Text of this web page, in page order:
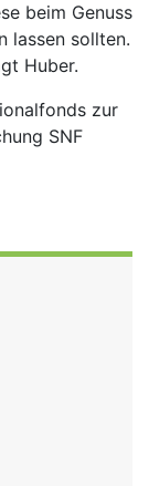
beim Genuss
lassen sollten.
Huber.
zur
SNF